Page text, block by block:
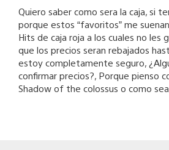
Quiero saber como sera la caja, si
porque estos “favoritos” me
Hits de caja roja a los cuales no les
que los precios seran rebajados
estoy completamente seguro,
confirmar precios?, Porque pienso
Shadow of the colossus o como sea.